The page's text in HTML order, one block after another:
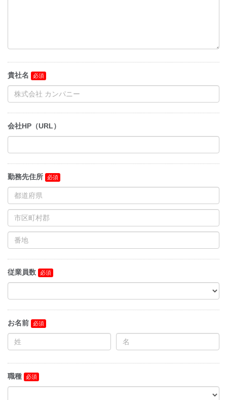
貴社名
会社HP（URL）
勤務先住所
従業員数
お名前
職種